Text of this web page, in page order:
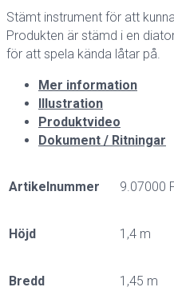
Stämt instrument för att
Produkten är stämd i en
för att spela kända låtar på.
Mer information
Illustration
Produktvideo
Dokument / Ritningar
Artikelnummer 9.07000
Höjd 1,4 m
Bredd 1,45 m